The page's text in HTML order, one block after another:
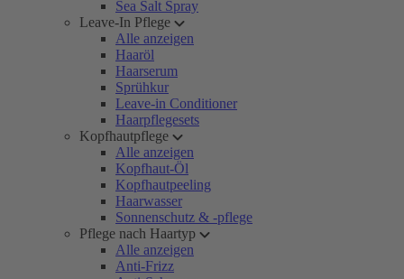
Sea Salt Spray
Leave-In Pflege
Alle anzeigen
Haaröl
Haarserum
Sprühkur
Leave-in Conditioner
Haarpflegesets
Kopfhautpflege
Alle anzeigen
Kopfhaut-Öl
Kopfhautpeeling
Haarwasser
Sonnenschutz & -pflege
Pflege nach Haartyp
Alle anzeigen
Anti-Frizz